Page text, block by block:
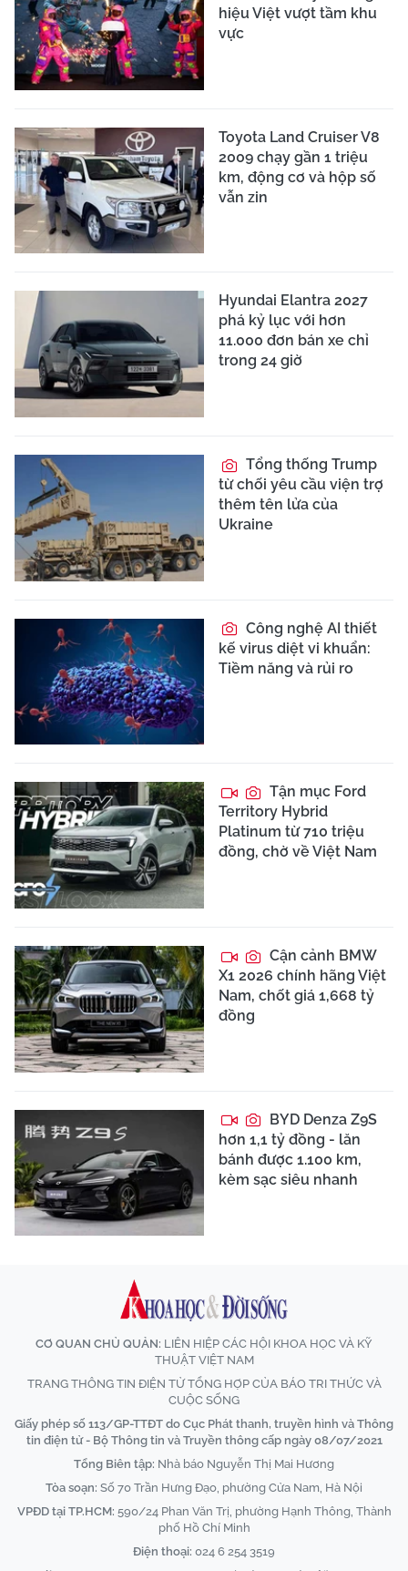
hiệu Việt vượt tầm khu
vực
Toyota Land Cruiser V8
2009 chạy gần 1 triệu
km, động cơ và hộp số
vẫn zin
Hyundai Elantra 2027
phá kỷ lục với hơn
11.000 đơn bán xe chỉ
trong 24 giờ
Tổng thống Trump
từ chối yêu cầu viện trợ
thêm tên lửa của
Ukraine
Công nghệ AI thiết
kế virus diệt vi khuẩn:
Tiềm năng và rủi ro
Tận mục Ford
Territory Hybrid
Platinum từ 710 triệu
đồng, chờ về Việt Nam
Cận cảnh BMW
X1 2026 chính hãng Việt
Nam, chốt giá 1,668 tỷ
đồng
BYD Denza Z9S
hơn 1,1 tỷ đồng - lăn
bánh được 1.100 km,
kèm sạc siêu nhanh
CƠ QUAN CHỦ QUẢN: LIÊN HIỆP CÁC HỘI KHOA HỌC VÀ KỸ
THUẬT VIỆT NAM
TRANG THÔNG TIN ĐIỆN TỬ TỔNG HỢP CỦA BÁO TRI THỨC VÀ
CUỘC SỐNG
Giấy phép số 113/GP-TTĐT do Cục Phát thanh, truyền hình và Thông
tin điện tử - Bộ Thông tin và Truyền thông cấp ngày 08/07/2021
Tổng Biên tập: Nhà báo Nguyễn Thị Mai Hương
Tòa soạn: Số 70 Trần Hưng Đạo, phường Cửa Nam, Hà Nội
VPĐD tại TP.HCM: 590/24 Phan Văn Trị, phường Hạnh Thông, Thành
phố Hồ Chí Minh
Điện thoại: 024 6 254 3519